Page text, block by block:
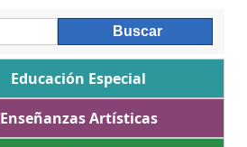
Educación Especial
Enseñanzas Artísticas